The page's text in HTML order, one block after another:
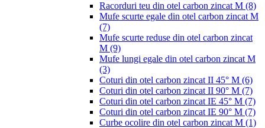
Racorduri teu din otel carbon zincat M (8)
Mufe scurte egale din otel carbon zincat M
(7)
Mufe scurte reduse din otel carbon zincat
M (9)
Mufe lungi egale din otel carbon zincat M
(3)
Coturi din otel carbon zincat II 45° M (6)
Coturi din otel carbon zincat II 90° M (7)
Coturi din otel carbon zincat IE 45° M (7)
Coturi din otel carbon zincat IE 90° M (7)
Curbe ocolire din otel carbon zincat M (1)